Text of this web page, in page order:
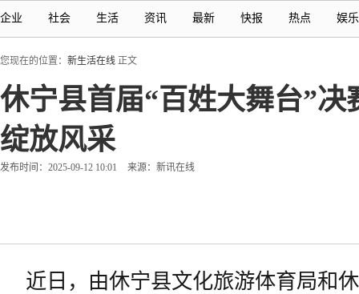
企业 社会 生活 资讯 最新 快报 热点 娱乐
您现在的位置： 新生活在线 正文
休宁县首届“百姓大舞台”
绽放风采
发布时间：2025-09-12 10:01 来源：新讯在线
近日，由休宁县文化旅游体育局和